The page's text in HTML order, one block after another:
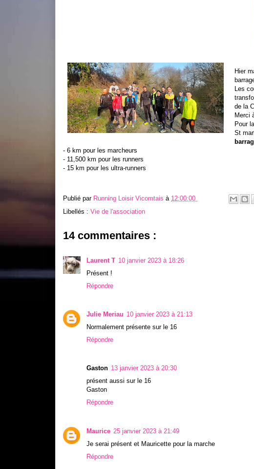
Hier
Les
de la
Merci
Pour
St
- 6 km pour les marcheurs
- 11,500 km pour les runners
- 15 km pour les ultra-runners
Publié par Running Loisir Vicomtais à 12:00:00
Libellés : Vie de l'association
14 commentaires :
Laurent T 10 janvier 2023 à 18:26
Présent !
Répondre
Julie Meriau 10 janvier 2023 à 21:13
Normalement présente sur le 16
Répondre
Gaston 13 janvier 2023 à 20:30
présent aussi sur le 16
Gaston
Répondre
Maurice 25 janvier 2023 à 21:49
Je serai présent et Mauricette pour la marche
Répondre